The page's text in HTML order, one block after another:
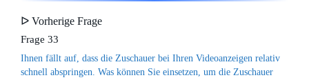
ᐅ Vorherige Frage
Frage 33
Ihnen fällt auf, dass die Zuschauer bei Ihren Videoanzeigen relativ
schnell abspringen. Was können Sie einsetzen, um die Zuschauer